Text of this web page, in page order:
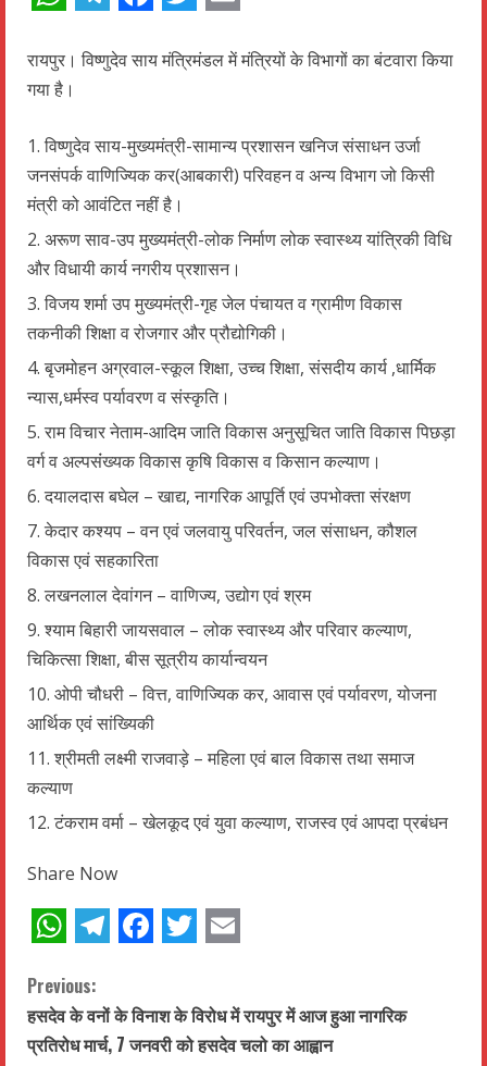
रायपुर। विष्णुदेव साय मंत्रिमंडल में मंत्रियों के विभागों का बंटवारा किया
गया है।
विष्णुदेव साय-मुख्यमंत्री-सामान्य प्रशासन खनिज संसाधन उर्जा
जनसंपर्क वाणिज्यिक कर(आबकारी) परिवहन व अन्य विभाग जो किसी
मंत्री को आवंटित नहीं है।
अरूण साव-उप मुख्यमंत्री-लोक निर्माण लोक स्वास्थ्य यांत्रिकी विधि
और विधायी कार्य नगरीय प्रशासन।
विजय शर्मा उप मुख्यमंत्री-गृह जेल पंचायत व ग्रामीण विकास
तकनीकी शिक्षा व रोजगार और प्रौद्योगिकी।
बृजमोहन अग्रवाल-स्कूल शिक्षा, उच्च शिक्षा, संसदीय कार्य ,धार्मिक
न्यास,धर्मस्व पर्यावरण व संस्कृति।
राम विचार नेताम-आदिम जाति विकास अनुसूचित जाति विकास पिछड़ा
वर्ग व अल्पसंंख्यक विकास कृषि विकास व किसान कल्याण।
दयालदास बघेल – खाद्य, नागरिक आपूर्ति एवं उपभोक्ता संरक्षण
केदार कश्यप – वन एवं जलवायु परिवर्तन, जल संसाधन, कौशल
विकास एवं सहकारिता
लखनलाल देवांगन – वाणिज्य, उद्योग एवं श्रम
श्याम बिहारी जायसवाल – लोक स्वास्थ्य और परिवार कल्याण,
चिकित्सा शिक्षा, बीस सूत्रीय कार्यान्वयन
ओपी चौधरी – वित्त, वाणिज्यिक कर, आवास एवं पर्यावरण, योजना
आर्थिक एवं सांख्यिकी
श्रीमती लक्ष्मी राजवाड़े – महिला एवं बाल विकास तथा समाज
कल्याण
टंकराम वर्मा – खेलकूद एवं युवा कल्याण, राजस्व एवं आपदा प्रबंधन
Share Now
WhatsApp
Telegram
Facebook
Twitter
Email
C
o
Previous:
हसदेव के वनों के विनाश के विरोध में रायपुर में आज हुआ नागरिक
प्रतिरोध मार्च, 7 जनवरी को हसदेव चलो का आह्वान